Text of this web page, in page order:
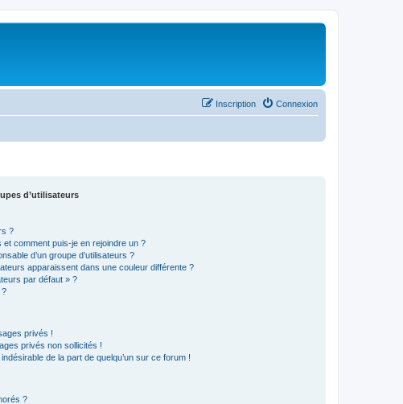
Connexion
Inscription
d’utilisateurs
?
et comment puis-je en rejoindre un ?
d’un groupe d’utilisateurs ?
apparaissent dans une couleur différente ?
par défaut » ?
?
privés !
privés non sollicités !
de la part de quelqu’un sur ce forum !
?